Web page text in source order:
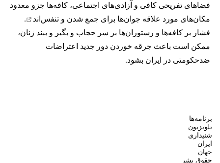
فضاهای تفریحی کافی و آزادی‌های اجتماعی، کافه‌ها جزو معدود
مکان‌های مورد علاقه جوان‌ها برای جمع شدن و تنفس‌اند
.
فشار بر کافه‌ها و رستوران‌ها بر سر حجاب و بگیر و ببند زنان،
ممکن است باعث جرقه خوردن دور جدید اعتراضات
ضدحکومتی در ایران بشود.
برنامه‌ها
تلویزیون
شنیداری
ایران
جهان
حقوق بشر